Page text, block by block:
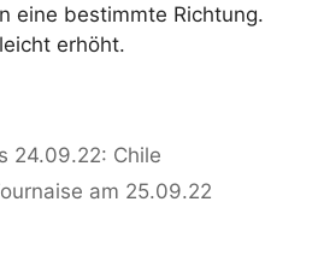
eine bestimmte Richtung.
erhöht.
24.09.22: Chile
am 25.09.22